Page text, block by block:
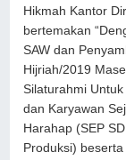
Hikmah Kantor
bertemakan
SAW dan
Hijriah/2019
Silaturahmi
dan Karyawan
Harahap (SEP
Produksi)